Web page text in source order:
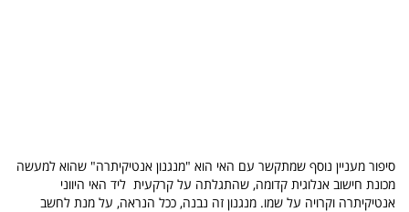
סיפור מעניין נוסף שמתקשר עם האי הוא "מנגנון אנטיקיתרה" שהוא למעשה
מכונת חישוב אנלוגית קדומה, שהתגלתה על קרקעית ליד האי היווני
אנטיקיתרה וקרויה על שמו. מנגנון זה נבנה, ככל הנראה, על מנת לחשב